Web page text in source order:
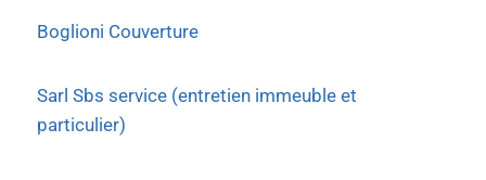
Boglioni Couverture
Sarl Sbs service (entretien immeuble et
particulier)